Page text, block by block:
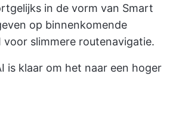
in de vorm van Smart
op binnenkomende
slimmere routenavigatie.
is klaar om het naar een hoger